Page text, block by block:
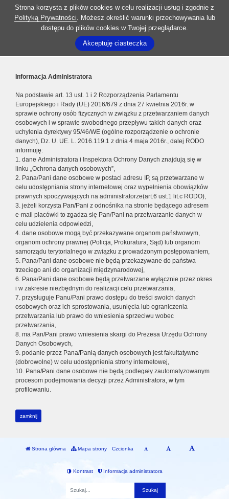
Strona korzysta z plików cookies w celu realizacji usług i zgodnie z
Polityką Prywatności. Możesz określić warunki przechowywania lub
dostępu do plików cookies w Twojej przeglądarce.
Akceptuję ciasteczka
Informacja Administratora
Na podstawie art. 13 ust. 1 i 2 Rozporządzenia Parlamentu
Europejskiego i Rady (UE) 2016/679 z dnia 27 kwietnia 2016r. w
sprawie ochrony osób fizycznych w związku z przetwarzaniem danych
osobowych i w sprawie swobodnego przepływu takich danych oraz
uchylenia dyrektywy 95/46/WE (ogólne rozporządzenie o ochronie
danych), Dz. U. UE. L. 2016.119.1 z dnia 4 maja 2016r., dalej RODO
informuję:
1. dane Administratora i Inspektora Ochrony Danych znajdują się w
linku „Ochrona danych osobowych”,
2. Pana/Pani dane osobowe w postaci adresu IP, są przetwarzane w
celu udostępniania strony internetowej oraz wypełnienia obowiązków
prawnych spoczywających na administratorze(art.6 ust.1 lit.c RODO),
3. jeżeli korzysta Pan/Pani z odnośnika na stronie będącego adresem
e-mail placówki to zgadza się Pan/Pani na przetwarzanie danych w
celu udzielenia odpowiedzi,
4. dane osobowe mogą być przekazywane organom państwowym,
organom ochrony prawnej (Policja, Prokuratura, Sąd) lub organom
samorządu terytorialnego w związku z prowadzonym postępowaniem,
5. Pana/Pani dane osobowe nie będą przekazywane do państwa
trzeciego ani do organizacji międzynarodowej,
6. Pana/Pani dane osobowe będą przetwarzane wyłącznie przez okres
i w zakresie niezbędnym do realizacji celu przetwarzania,
7. przysługuje Panu/Pani prawo dostępu do treści swoich danych
osobowych oraz ich sprostowania, usunięcia lub ograniczenia
przetwarzania lub prawo do wniesienia sprzeciwu wobec
przetwarzania,
8. ma Pan/Pani prawo wniesienia skargi do Prezesa Urzędu Ochrony
Danych Osobowych,
9. podanie przez Pana/Panią danych osobowych jest fakultatywne
(dobrowolne) w celu udostępnienia strony internetowej,
10. Pana/Pani dane osobowe nie będą podlegały zautomatyzowanym
procesom podejmowania decyzji przez Administratora, w tym
profilowaniu.
zamknij
Strona główna Mapa strony Czcionka
Kontrast Informacja administratora